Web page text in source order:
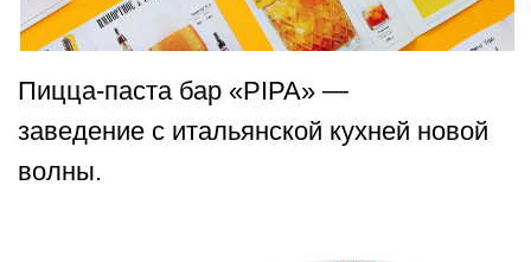
Фергана — ресторан
с восточным колоритом